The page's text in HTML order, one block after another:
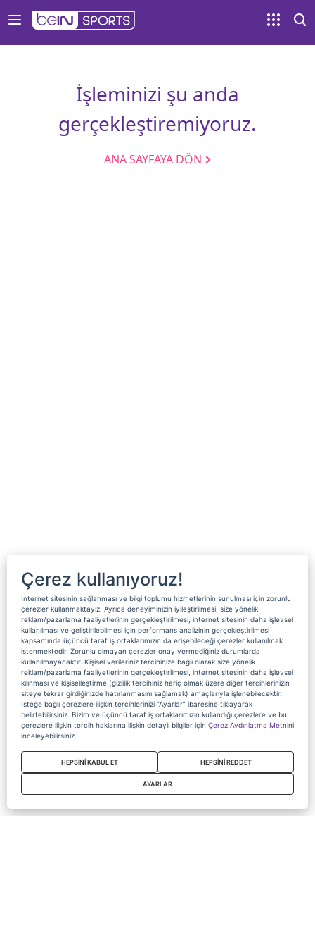
İşleminizi şu anda
gerçekleştiremiyoruz.
ANA SAYFAYA DÖN
Çerez kullanıyoruz!
İnternet sitesinin sağlanması ve bilgi toplumu hizmetlerinin sunulması için zorunlu
çerezler kullanmaktayız. Ayrıca deneyiminizin iyileştirilmesi, size yönelik
reklam/pazarlama faaliyetlerinin gerçekleştirilmesi, internet sitesinin daha işlevsel
kullanılması ve geliştirilebilmesi için performans analizinin gerçekleştirilmesi
kapsamında üçüncü taraf iş ortaklarımızın da erişebileceği çerezler kullanılmak
istenmektedir. Zorunlu olmayan çerezler onay vermediğiniz durumlarda
kullanılmayacaktır. Kişisel verileriniz tercihinize bağlı olarak size yönelik
reklam/pazarlama faaliyetlerinin gerçekleştirilmesi, internet sitesinin daha işlevsel
kılınması ve kişiselleştirme (gizlilik tercihiniz hariç olmak üzere diğer tercihlerinizin
siteye tekrar girdiğinizde hatırlanmasını sağlamak) amaçlarıyla işlenebilecektir.
İsteğe bağlı çerezlere ilişkin tercihlerinizi “Ayarlar” ibaresine tıklayarak
belirtebilirsiniz. Bizim ve üçüncü taraf iş ortaklarımızın kullandığı çerezlere ve bu
çerezlere ilişkin tercih haklarına ilişkin detaylı bilgiler için Çerez Aydınlatma Metnini
inceleyebilirsiniz.
HEPSİNİ KABUL ET HEPSİNİ REDDET
AYARLAR